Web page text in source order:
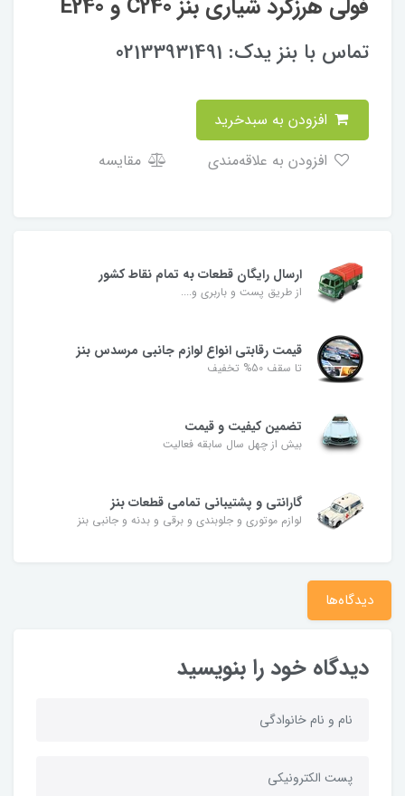
فولی هرزگرد شیاری بنز C240 و E240
تماس با بنز یدک: 02133931491
مقایسه
ارسال رایگان قطعات به تمام نقاط کشور
از طریق پست و باربری و....
قیمت رقابتی انواع لوازم جانبی مرسدس بنز
تا سقف 50% تخفیف
تضمین کیفیت و قیمت
بیش از چهل سال سابقه فعالیت
گارانتی و پشتیبانی تمامی قطعات بنز
لوازم موتوری و جلوبندی و برقی و بدنه و جانبی بنز
دیدگاه‌ها
دیدگاه خود را بنویسید